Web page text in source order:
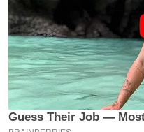
P
L
2
0
2
6
क्रा